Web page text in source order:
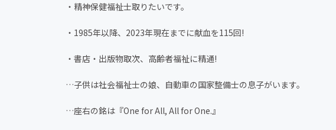
・精神保健福祉士取りたいです。
・1985年以降、2023年現在までに献血を115回!
・書店・出版物取次、高齢者福祉に精通!
…子供は社会福祉士の娘、自動車の国家整備士の息子がいます。
…座右の銘は『One for All, All for One.』